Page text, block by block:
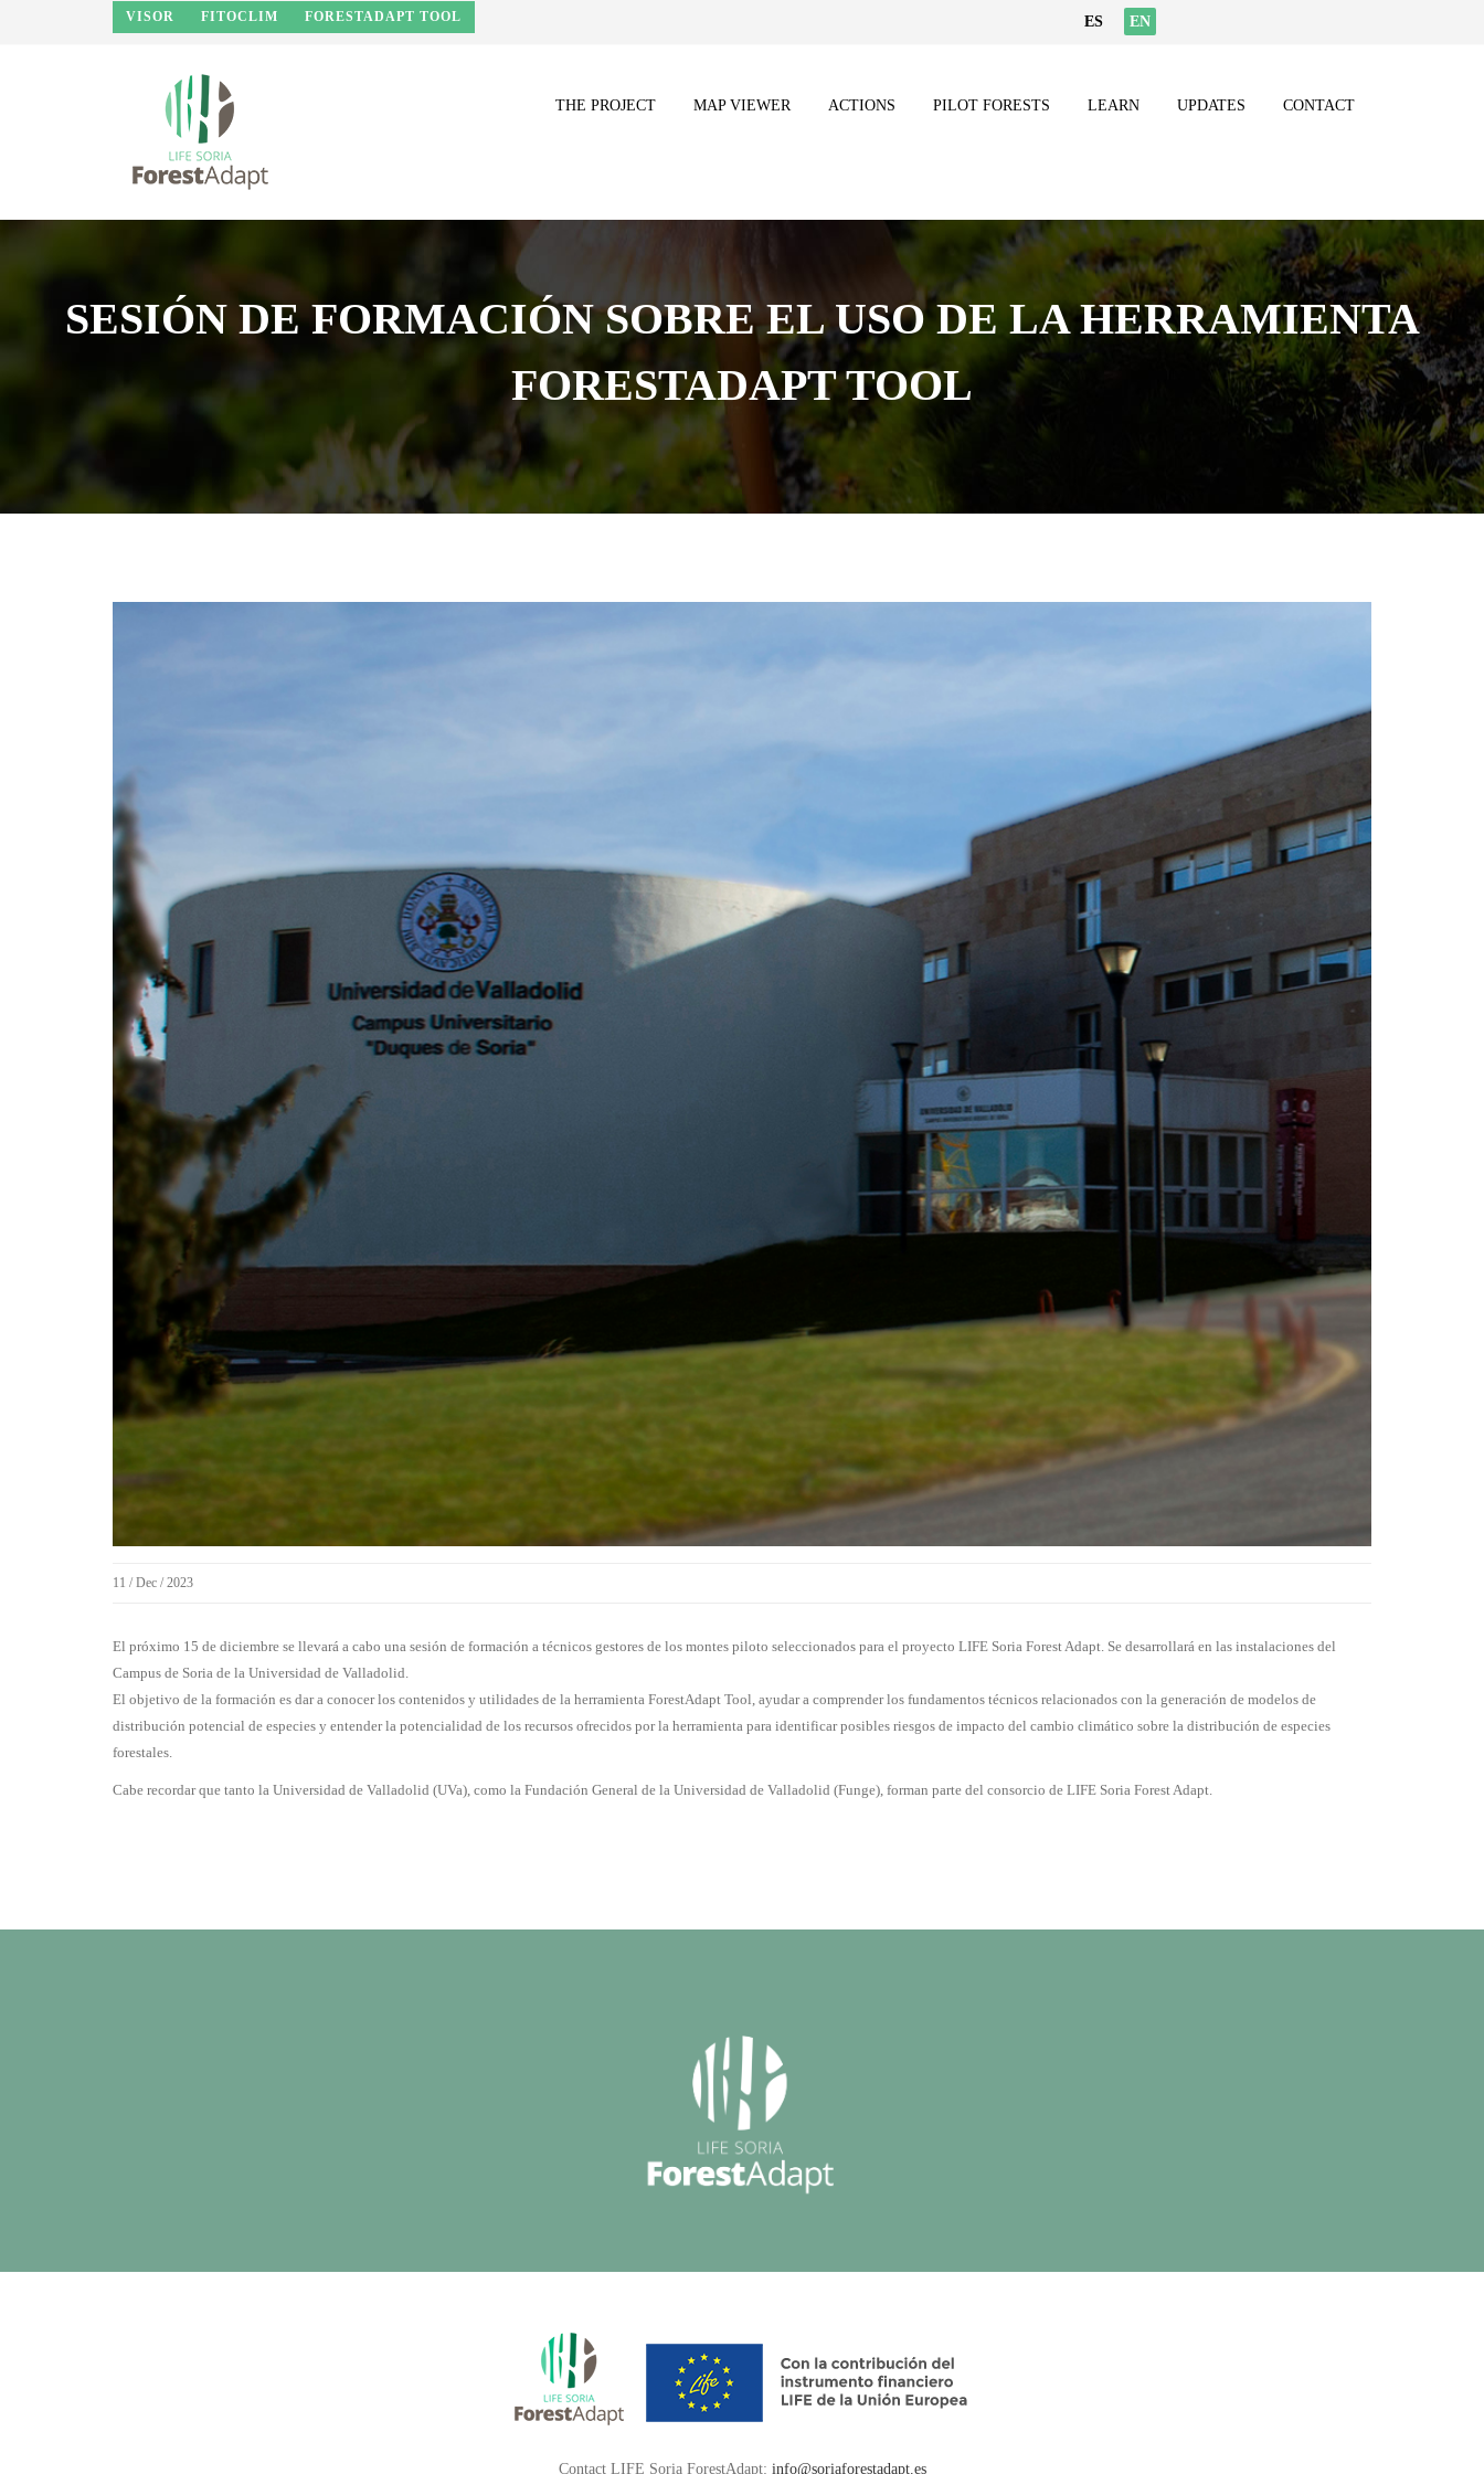
Skip to main contentVISOR FITOCLIM FORESTADAPT TOOL ES EN
THE PROJECT MAP VIEWER ACTIONS PILOT FORESTS LEARN UPDATES CONTACT
SESIÓN DE FORMACIÓN SOBRE EL USO DE LA HERRAMIENTA
FORESTADAPT TOOL
11 / Dec / 2023
El próximo 15 de diciembre se llevará a cabo una sesión de formación a técnicos gestores de los montes piloto seleccionados para el proyecto LIFE Soria Forest Adapt. Se desarrollará en las instalaciones del
Campus de Soria de la Universidad de Valladolid.
El objetivo de la formación es dar a conocer los contenidos y utilidades de la herramienta ForestAdapt Tool, ayudar a comprender los fundamentos técnicos relacionados con la generación de modelos de
distribución potencial de especies y entender la potencialidad de los recursos ofrecidos por la herramienta para identificar posibles riesgos de impacto del cambio climático sobre la distribución de especies
forestales.
Cabe recordar que tanto la Universidad de Valladolid (UVa), como la Fundación General de la Universidad de Valladolid (Funge), forman parte del consorcio de LIFE Soria Forest Adapt.
Contact LIFE Soria ForestAdapt: info@soriaforestadapt.es